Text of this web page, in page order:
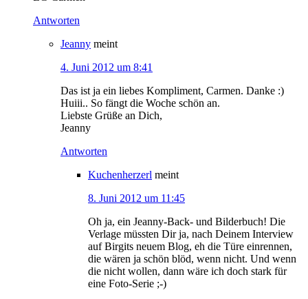
Antworten
Jeanny meint
4. Juni 2012 um 8:41
Das ist ja ein liebes Kompliment, Carmen. Danke :)
Huiii.. So fängt die Woche schön an.
Liebste Grüße an Dich,
Jeanny
Antworten
Kuchenherzerl meint
8. Juni 2012 um 11:45
Oh ja, ein Jeanny-Back- und Bilderbuch! Die
Verlage müssten Dir ja, nach Deinem Interview
auf Birgits neuem Blog, eh die Türe einrennen,
die wären ja schön blöd, wenn nicht. Und wenn
die nicht wollen, dann wäre ich doch stark für
eine Foto-Serie ;-)